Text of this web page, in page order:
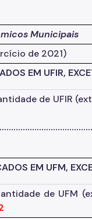
Municipais
de 2021)
EM UFIR,
de UFIR
EM UFM,
de UFM